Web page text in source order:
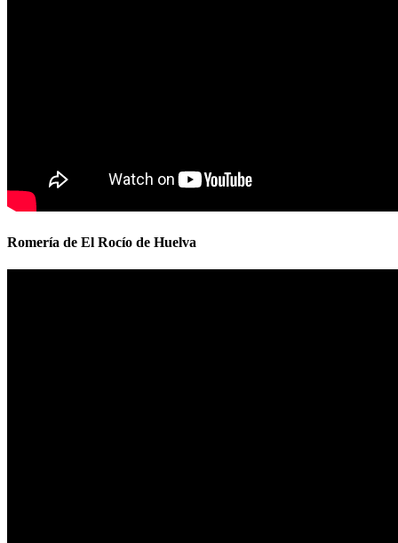
Romería de El Rocío de Huelva